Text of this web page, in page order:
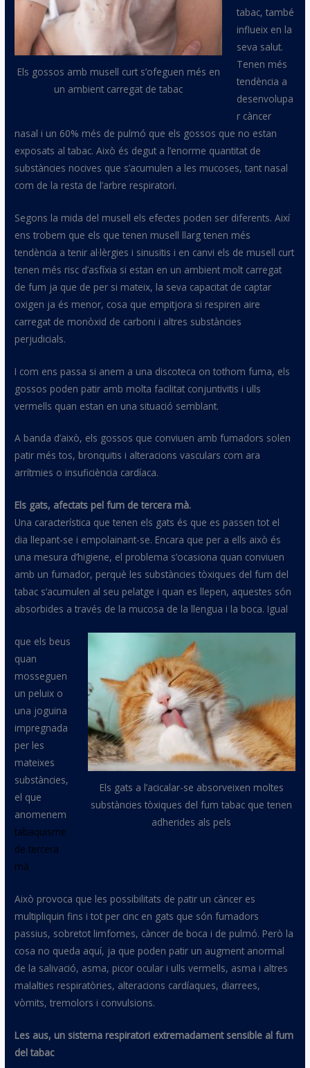
Els gossos amb musell curt s’ofeguen més en
un ambient carregat de tabac
tabac, també
influeix en la
seva salut.
Tenen més
tendència a
desenvolupa
r càncer
nasal i un 60% més de pulmó que els gossos que no estan
exposats al tabac. Això és degut a l’enorme quantitat de
substàncies nocives que s’acumulen a les mucoses, tant nasal
com de la resta de l’arbre respiratori.
Segons la mida del musell els efectes poden ser diferents. Així
ens trobem que els que tenen musell llarg tenen més
tendència a tenir al·lèrgies i sinusitis i en canvi els de musell curt
tenen més risc d’asfíxia si estan en un ambient molt carregat
de fum ja que de per si mateix, la seva capacitat de captar
oxigen ja és menor, cosa que empitjora si respiren aire
carregat de monòxid de carboni i altres substàncies
perjudicials.
I com ens passa si anem a una discoteca on tothom fuma, els
gossos poden patir amb molta facilitat conjuntivitis i ulls
vermells quan estan en una situació semblant.
A banda d’això, els gossos que conviuen amb fumadors solen
patir més tos, bronquitis i alteracions vasculars com ara
arrítmies o insuficiència cardíaca.
Els gats, afectats pel fum de tercera mà.
Una característica que tenen els gats és que es passen tot el
dia llepant-se i empolainant-se. Encara que per a ells això és
una mesura d’higiene, el problema s’ocasiona quan conviuen
amb un fumador, perquè les substàncies tòxiques del fum del
tabac s’acumulen al seu pelatge i quan es llepen, aquestes són
absorbides a través de la mucosa de la llengua i la boca. Igual
Els gats a l’acicalar-se absorveixen moltes
substàncies tòxiques del fum tabac que tenen
adherides als pels
que els beus
quan
mosseguen
un peluix o
una joguina
impregnada
per les
mateixes
substàncies,
el que
anomenem
tabaquisme
de tercera
mà
Això provoca que les possibilitats de patir un càncer es
multipliquin fins i tot per cinc en gats que són fumadors
passius, sobretot limfomes, càncer de boca i de pulmó. Però la
cosa no queda aquí, ja que poden patir un augment anormal
de la salivació, asma, picor ocular i ulls vermells, asma i altres
malalties respiratòries, alteracions cardíaques, diarrees,
vòmits, tremolors i convulsions.
Les aus, un sistema respiratori extremadament sensible al fum
del tabac